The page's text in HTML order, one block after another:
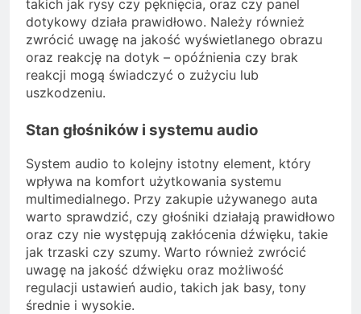
takich jak rysy czy pęknięcia, oraz czy panel
dotykowy działa prawidłowo. Należy również
zwrócić uwagę na jakość wyświetlanego obrazu
oraz reakcję na dotyk – opóźnienia czy brak
reakcji mogą świadczyć o zużyciu lub
uszkodzeniu.
Stan głośników i systemu audio
System audio to kolejny istotny element, który
wpływa na komfort użytkowania systemu
multimedialnego. Przy zakupie używanego auta
warto sprawdzić, czy głośniki działają prawidłowo
oraz czy nie występują zakłócenia dźwięku, takie
jak trzaski czy szumy. Warto również zwrócić
uwagę na jakość dźwięku oraz możliwość
regulacji ustawień audio, takich jak basy, tony
średnie i wysokie.